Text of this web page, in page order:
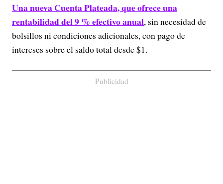
Una nuevaCuenta Plateada,que ofrece una
rentabilidad del 9 %efectivo anual, sin necesidad de
bolsillos ni condiciones adicionales, con pago de
intereses sobre el saldo total desde $1.
Publicidad